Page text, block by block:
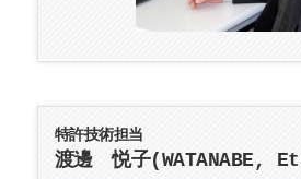
特許技術担当
渡邊 悦子(WATANABE,